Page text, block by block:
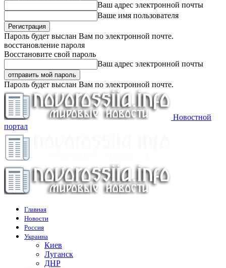
Ваш адрес электронной почты
Ваше имя пользователя
Пароль будет выслан Вам по электронной почте.
восстановление пароля
Восстановите свой пароль
Ваш адрес электронной почты
Пароль будет выслан Вам по электронной почте.
Новостной
портал
Главная
Новости
Россия
Украина
Киев
Луганск
ДНР